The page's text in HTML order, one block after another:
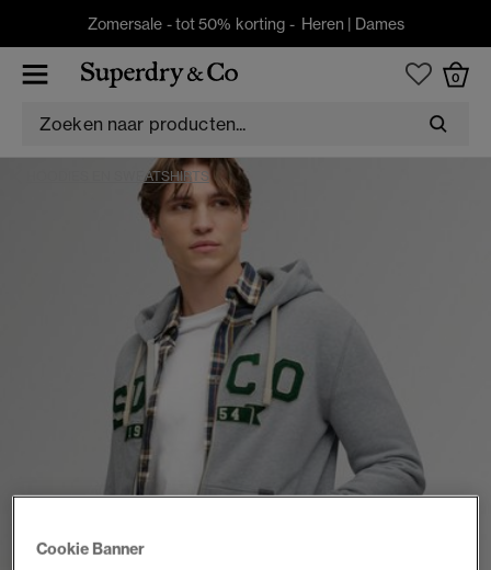
Zomersale - tot 50% korting - Heren | Dames
0
HOODIES EN SWEATSHIRTS
Cookie Banner